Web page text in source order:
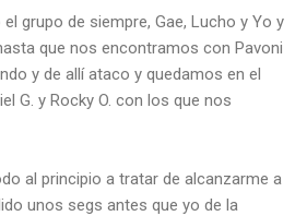
grupo de siempre, Gae, Lucho y Yo y
que nos encontramos con Pavoni
y de allí ataco y quedamos en el
G. y Rocky O. con los que nos
al principio a tratar de alcanzarme a
unos segs antes que yo de la